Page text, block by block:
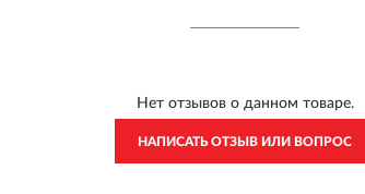
Нет отзывов о данном товаре.
НАПИСАТЬ ОТЗЫВ ИЛИ ВОПРОС